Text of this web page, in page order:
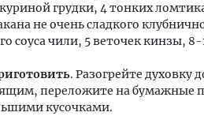
грудки, 4 тонких
не очень сладкого
соуса чили, 5 веточек кинзы,
. Разогрейте духовку
переложите на бумажные
кусочками.